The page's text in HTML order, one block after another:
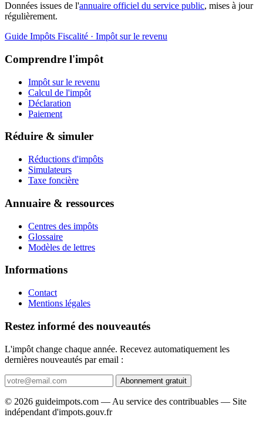
Données issues de l'annuaire officiel du service public, mises à jour
régulièrement.
Guide Impôts Fiscalité · Impôt sur le revenu
Comprendre l'impôt
Impôt sur le revenu
Calcul de l'impôt
Déclaration
Paiement
Réduire & simuler
Réductions d'impôts
Simulateurs
Taxe foncière
Annuaire & ressources
Centres des impôts
Glossaire
Modèles de lettres
Informations
Contact
Mentions légales
Restez informé des nouveautés
L'impôt change chaque année. Recevez automatiquement les
dernières nouveautés par email :
Abonnement gratuit
© 2026 guideimpots.com — Au service des contribuables — Site
indépendant d'impots.gouv.fr